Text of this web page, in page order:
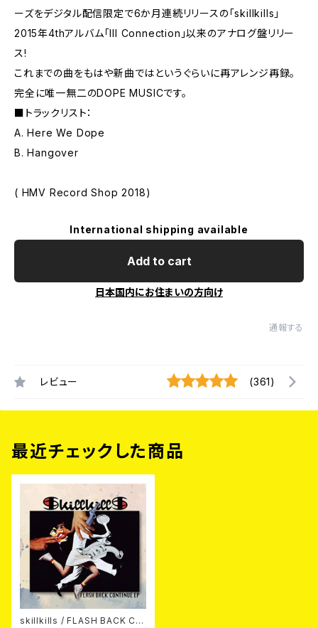
ーズをデジタル配信限定で6か月連続リリースの「skillkills」
2015年4thアルバム「Ill Connection」以来のアナログ盤リリー
ス!
これまでの曲をもはや新曲ではというぐらいに再アレンジ再録。
完全に唯一無二のDOPE MUSICです。
■トラックリスト：
A. Here We Dope
B. Hangover
( HMV Record Shop 2018)
International shipping available
Add to cart
日本国内にお住まいの方向け
通報する
レビュー (361)
最近チェックした商品
skillkills / FLASH BACK CO